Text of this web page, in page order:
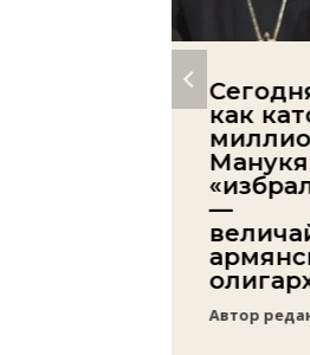
как
—
Автор